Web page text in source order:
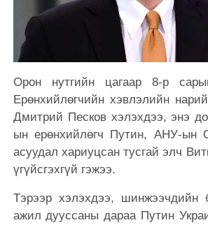
Орон нутгийн цагаар 8-р
Ерөнхийлөгчийн хэвлэлийн
Дмитрий Песков хэлэхдээ, энэ
ын ерөнхийлөгч Путин, АНУ-ын
асуудал хариуцсан тусгай элч
үгүйсгэхгүй гэжээ.
Тэрээр хэлэхдээ, шинжээчдийн
ажил дууссаны дараа Путин